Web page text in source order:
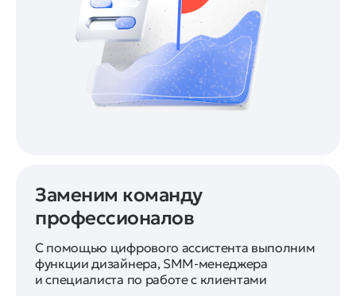
Заменим команду
профессионалов
С помощью цифрового ассистента выполним
функции дизайнера, SMM-менеджера
и специалиста по работе с клиентами